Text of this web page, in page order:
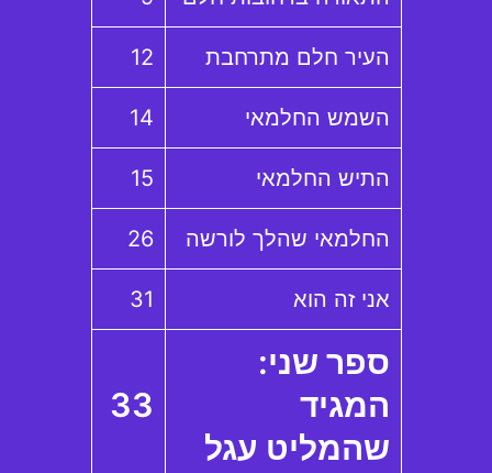
העיר חלם מתרחבת 12
השמש החלמאי 14
התיש החלמאי 15
החלמאי שהלך לורשה 26
אני זה הוא 31
ספר שני:
המגיד
שהמליט עגל
33